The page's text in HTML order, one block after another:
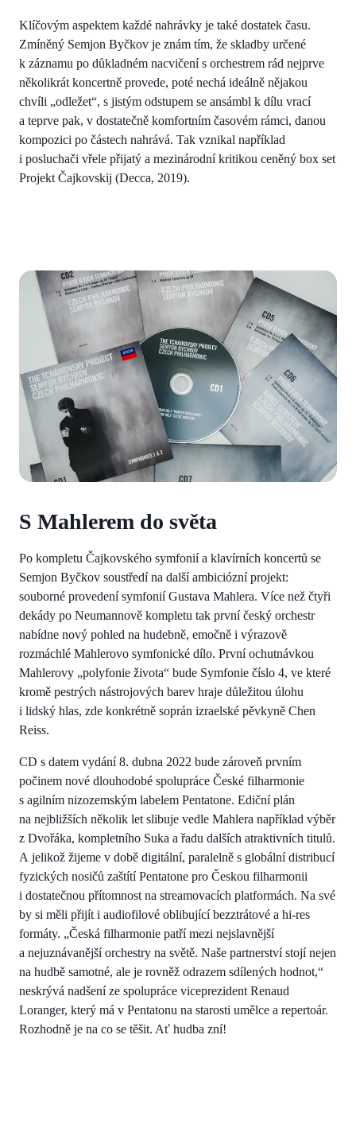
Klíčovým aspektem každé nahrávky je také dostatek času.
Zmíněný Semjon Byčkov je znám tím, že skladby určené
k záznamu po důkladném nacvičení s orchestrem rád nejprve
několikrát koncertně provede, poté nechá ideálně nějakou
chvíli „odležet“, s jistým odstupem se ansámbl k dílu vrací
a teprve pak, v dostatečně komfortním časovém rámci, danou
kompozici po částech nahrává. Tak vznikal například
i posluchači vřele přijatý a mezinárodní kritikou ceněný box set
Projekt Čajkovskij (Decca, 2019).
S Mahlerem do světa
Po kompletu Čajkovského symfonií a klavírních koncertů se
Semjon Byčkov soustředí na další ambiciózní projekt:
souborné provedení symfonií Gustava Mahlera. Více než čtyři
dekády po Neumannově kompletu tak první český orchestr
nabídne nový pohled na hudebně, emočně i výrazově
rozmáchlé Mahlerovo symfonické dílo. První ochutnávkou
Mahlerovy „polyfonie života“ bude Symfonie číslo 4, ve které
kromě pestrých nástrojových barev hraje důležitou úlohu
i lidský hlas, zde konkrétně soprán izraelské pěvkyně Chen
Reiss.
CD s datem vydání 8. dubna 2022 bude zároveň prvním
počinem nové dlouhodobé spolupráce České filharmonie
s agilním nizozemským labelem Pentatone. Ediční plán
na nejbližších několik let slibuje vedle Mahlera například výběr
z Dvořáka, kompletního Suka a řadu dalších atraktivních titulů.
A jelikož žijeme v době digitální, paralelně s globální distribucí
fyzických nosičů zaštítí Pentatone pro Českou filharmonii
i dostatečnou přítomnost na streamovacích platformách. Na své
by si měli přijít i audiofilové oblibující bezztrátové a hi-res
formáty. „Česká filharmonie patří mezi nejslavnější
a nejuznávanější orchestry na světě. Naše partnerství stojí nejen
na hudbě samotné, ale je rovněž odrazem sdílených hodnot,“
neskrývá nadšení ze spolupráce viceprezident Renaud
Loranger, který má v Pentatonu na starosti umělce a repertoár.
Rozhodně je na co se těšit. Ať hudba zní!